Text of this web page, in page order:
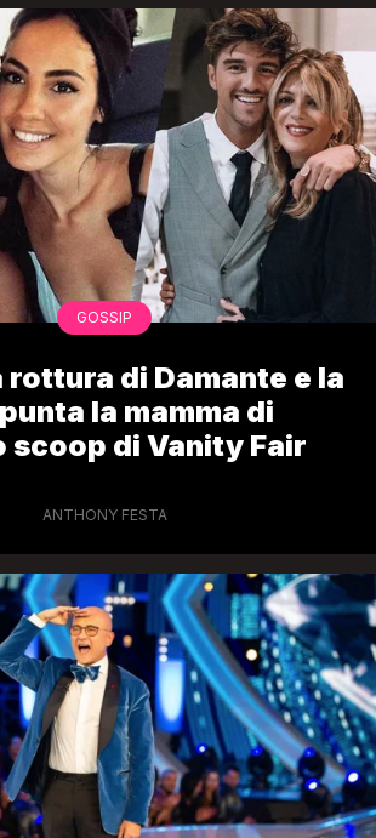
GOSSIP
rottura di Damante e la
la mamma di
scoop di Vanity Fair
ANTHONY FESTA